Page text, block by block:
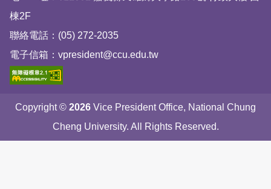
棟2F
聯絡電話：(05) 272-2035
電子信箱：vpresident@ccu.edu.tw
Copyright © 2026 Vice President Office, National Chung
Cheng University. All Rights Reserved.